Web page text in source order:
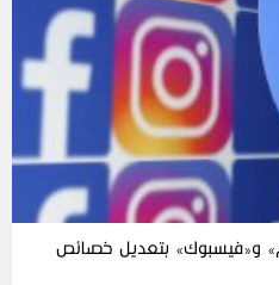
و«فيسبوك» بتعديل خصائص